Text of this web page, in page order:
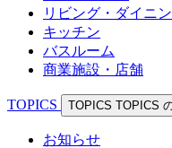
リビング・ダイニ
キッチン
バスルーム
商業施設・店舗
TOPICS TOPICS TOPICS
お知らせ